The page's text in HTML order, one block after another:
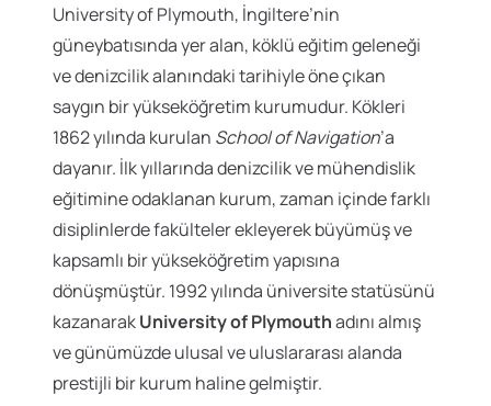
University of Plymouth, İngiltere’nin
güneybatısında yer alan, köklü eğitim geleneği
ve denizcilik alanındaki tarihiyle öne çıkan
saygın bir yükseköğretim kurumudur. Kökleri
1862 yılında kurulan School of Navigation’a
dayanır. İlk yıllarında denizcilik ve mühendislik
eğitimine odaklanan kurum, zaman içinde farklı
disiplinlerde fakülteler ekleyerek büyümüş ve
kapsamlı bir yükseköğretim yapısına
dönüşmüştür. 1992 yılında üniversite statüsünü
kazanarakUniversity of Plymouthadını almış
ve günümüzde ulusal ve uluslararası alanda
prestijli bir kurum haline gelmiştir.